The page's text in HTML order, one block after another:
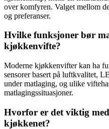
over komfyren. Valget mellom
og preferanser.
Hvilke funksjoner bør
kjøkkenvifte?
Moderne kjøkkenvifter kan ha
sensorer basert på luftkvalitet,
under matlaging, og ulike
matlagingssituasjoner.
Hvorfor er det viktig
kjøkkenet?